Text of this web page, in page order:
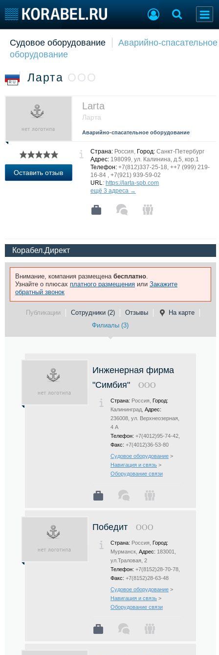
Судостроение
Пульс
Компании
Работа
Крюинг
Журнал
Торговая площадка
Оборудование
Материалы
Услуги
Конференции
Выставки и семинары
Флот
Галерея флота
Форум
Отзывы
Все службы
Судовое оборудование
Аварийно-спасательное
оборудование
RU Ларта ООО
Larta
Ларта
Аварийно-спасательное оборудование
Оставить отзыв
Страна: Россия, Город: Санкт-Петербург
Адрес: 198099, ул. Калинина, д.5, кор.1
Телефон: +7(812)337-25-18, ++7 (999) 219-
16-84 , +7(921) 939-59-02
URL: https://larta-spb.com
ещё 3 адреса →
Корабел.Директ
Внимание, компания размещена бесплатно.
Узнайте о плюсах платного размещения или Закажите
обратный звонок
Публикации Сотрудники (2) Отзывы
На карте
Филиалы (3)
Инженерная фирма
"Симбия"
ООО
Страна: Россия, Город:
Калининград, Адрес:
236008, ул. Верхнеозерная,
4 А
Телефон: +7(4012)95-74-42,
Факс: +7(4012)36-53-80
Судовое оборудование >
Навигация и связь >
Оборудование связи
Победит ООО
Страна: Россия, Город:
Мурманск, Адрес: 183001,
ул.Траловая, 2
Телефон: +7(8152)28-70-78,
Факс: +7(8152)28-63-48
Судовое оборудование >
Навигация и связь >
Оборудование связи